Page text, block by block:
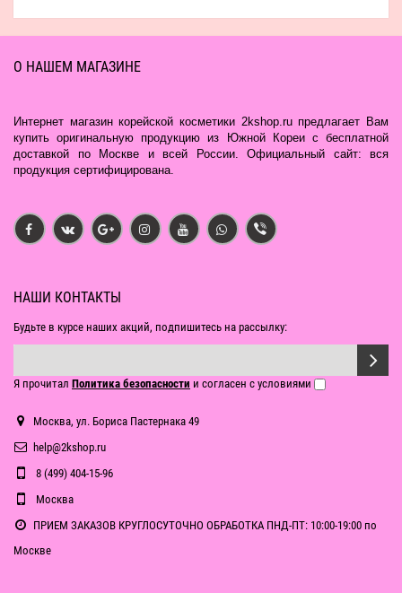
О НАШЕМ МАГАЗИНЕ
Интернет магазин корейской косметики 2kshop.ru предлагает Вам
купить оригинальную продукцию из Южной Кореи с бесплатной
доставкой по Москве и всей России. Официальный сайт: вся
продукция сертифицирована.
НАШИ КОНТАКТЫ
Будьте в курсе наших акций, подпишитесь на рассылку:
Я прочитал Политика безопасности и согласен с условиями
Москва, ул. Бориса Пастернака 49
help@2kshop.ru
8 (499) 404-15-96
Москва
ПРИЕМ ЗАКАЗОВ КРУГЛОСУТОЧНО ОБРАБОТКА ПНД-ПТ: 10:00-19:00 по
Москве